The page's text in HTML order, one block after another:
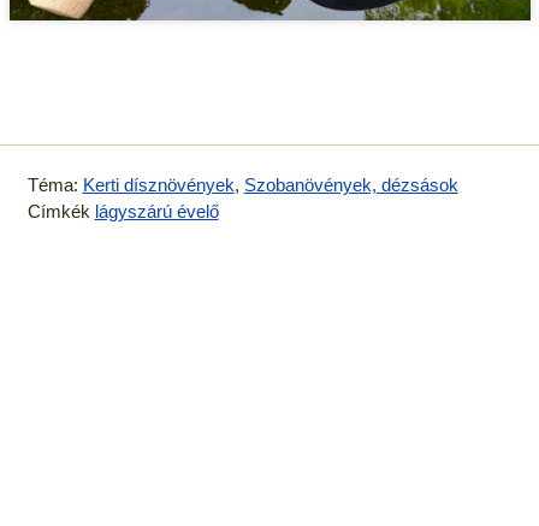
Téma: Kerti dísznövények, Szobanövények, dézsások
Címkék lágyszárú évelő